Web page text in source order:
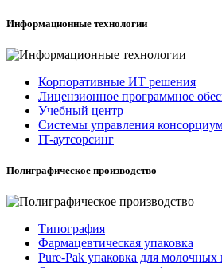
Информационные технологии
Корпоративные ИТ решения
Лицензионное программное
Учебный центр
Системы управления
IT-аутсорсинг
Полиграфическое производство
Типография
Фармацевтическая упаковка
Pure-Pak упаковка для молочных